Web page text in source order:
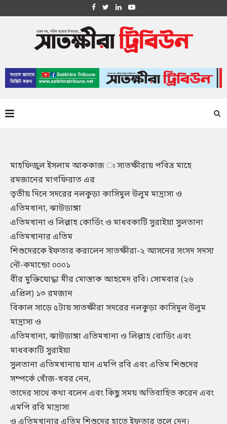
মাহফিজুল ইসলাম আককাজ ঃ সাতক্ষীরায় পবিত্র মাহে
রমজানের মাগফিরাত এর
তৃতীয় দিনে সদরের নলকুড়া কাসিমুল উলুম মাদ্রাসা ও
এতিমখানা, ঝাউডাঙ্গা
এতিমখানা ও লিল্লাহ কোর্ডিং ও মাধবকাটি সুরাইয়া সুলতানা
এতিমখানার এতিম
শিশুদেরকে ইফতার করালেন সাতক্ষীরা-২ আসনের সংসদ সদস্য
নৌ-কমান্ডো ০০০১
বীর মুক্তিযোদ্ধা মীর মোস্তাক আহমেদ রবি। সোমবার (২৬
এপ্রিল) ১৩ রমজান
বিকাল সাড়ে ৫টায় সাতক্ষীরা সদরের নলকুড়া কাসিমুল উলুম
মাদ্রাসা ও
এতিমখানা, ঝাউডাঙ্গা এতিমখানা ও লিল্লাহ বোডিং এবং
মাধবকাটি সুরাইয়া
সুলতানা এতিমখানায় যান এমপি রবি এবং এতিম শিশুদের
সম্পর্কে খোঁজ-খবর নেন,
তাদের সাথে কথা বলেন এবং কিছু সময় অতিবাহিত করেন এবং
এমপি রবি মাদ্রাসা